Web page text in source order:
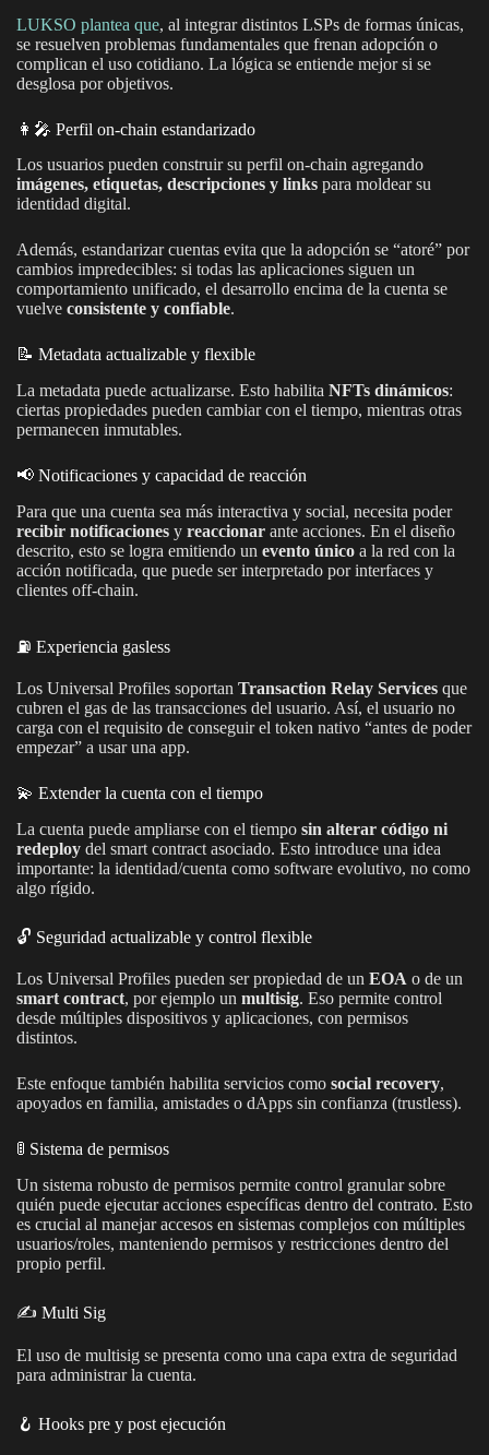
LUKSO plantea que, al integrar distintos LSPs de formas únicas,
se resuelven problemas fundamentales que frenan adopción o
complican el uso cotidiano. La lógica se entiende mejor si se
desglosa por objetivos.
👩‍🎤 Perfil on-chain estandarizado
Los usuarios pueden construir su perfil on-chain agregando
imágenes, etiquetas, descripciones y links para moldear su
identidad digital.
Además, estandarizar cuentas evita que la adopción se “atoré” por
cambios impredecibles: si todas las aplicaciones siguen un
comportamiento unificado, el desarrollo encima de la cuenta se
vuelve consistente y confiable.
📝 Metadata actualizable y flexible
La metadata puede actualizarse. Esto habilita NFTs dinámicos:
ciertas propiedades pueden cambiar con el tiempo, mientras otras
permanecen inmutables.
📢 Notificaciones y capacidad de reacción
Para que una cuenta sea más interactiva y social, necesita poder
recibir notificaciones y reaccionar ante acciones. En el diseño
descrito, esto se logra emitiendo un evento único a la red con la
acción notificada, que puede ser interpretado por interfaces y
clientes off-chain.
⛽️ Experiencia gasless
Los Universal Profiles soportan Transaction Relay Services que
cubren el gas de las transacciones del usuario. Así, el usuario no
carga con el requisito de conseguir el token nativo “antes de poder
empezar” a usar una app.
💫 Extender la cuenta con el tiempo
La cuenta puede ampliarse con el tiempo sin alterar código ni
redeploy del smart contract asociado. Esto introduce una idea
importante: la identidad/cuenta como software evolutivo, no como
algo rígido.
🔓 Seguridad actualizable y control flexible
Los Universal Profiles pueden ser propiedad de un EOA o de un
smart contract, por ejemplo un multisig. Eso permite control
desde múltiples dispositivos y aplicaciones, con permisos
distintos.
Este enfoque también habilita servicios como social recovery,
apoyados en familia, amistades o dApps sin confianza (trustless).
🚦 Sistema de permisos
Un sistema robusto de permisos permite control granular sobre
quién puede ejecutar acciones específicas dentro del contrato. Esto
es crucial al manejar accesos en sistemas complejos con múltiples
usuarios/roles, manteniendo permisos y restricciones dentro del
propio perfil.
✍️ Multi Sig
El uso de multisig se presenta como una capa extra de seguridad
para administrar la cuenta.
🪝 Hooks pre y post ejecución